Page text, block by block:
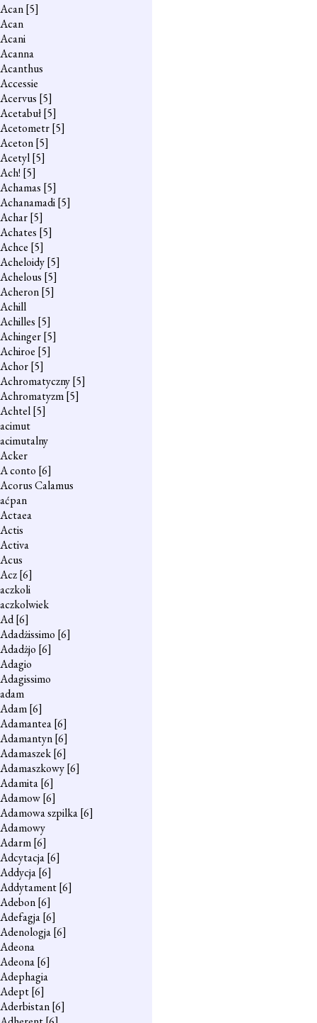
Acan[5]
Acan
Acani
Acanna
Acanthus
Accessie
Acervus [5]
Acetabuł[5]
Acetometr[5]
Aceton[5]
Acetyl[5]
Ach! [5]
Achamas [5]
Achanamadi[5]
Achar[5]
Achates [5]
Achce [5]
Acheloidy[5]
Achelous [5]
Acheron[5]
Achill
Achilles [5]
Achinger[5]
Achiroe [5]
Achor[5]
Achromatyczny[5]
Achromatyzm[5]
Achtel[5]
acimut
acimutalny
Acker
A conto [6]
Acorus Calamus
aćpan
Actaea
Actis
Activa
Acus
Acz[6]
aczkoli
aczkolwiek
Ad[6]
Adadżissimo [6]
Adadżjo [6]
Adagio
Adagissimo
adam
Adam[6]
Adamantea[6]
Adamantyn[6]
Adamaszek[6]
Adamaszkowy[6]
Adamita[6]
Adamow[6]
Adamowa szpilka[6]
Adamowy
Adarm[6]
Adcytacja[6]
Addycja[6]
Addytament[6]
Adebon[6]
Adefagja[6]
Adenologja[6]
Adeona
Adeona[6]
Adephagia
Adept[6]
Aderbistan[6]